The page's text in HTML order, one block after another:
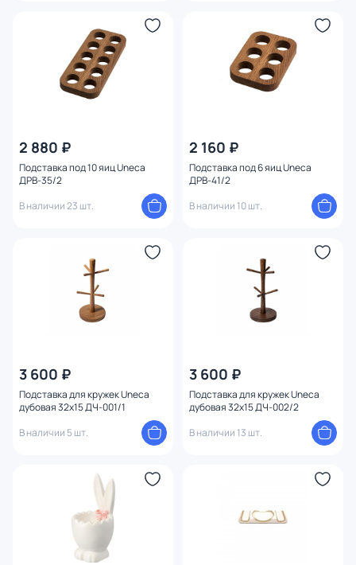
2 880 ₽
Подставка под 10 яиц Uneca
ДРВ-35/2
В наличии 23 шт.
2 160 ₽
Подставка под 6 яиц Uneca
ДРВ-41/2
В наличии 10 шт.
3 600 ₽
Подставка для кружек Uneca
дубовая 32х15 ДЧ-001/1
В наличии 5 шт.
3 600 ₽
Подставка для кружек Uneca
дубовая 32х15 ДЧ-002/2
В наличии 13 шт.